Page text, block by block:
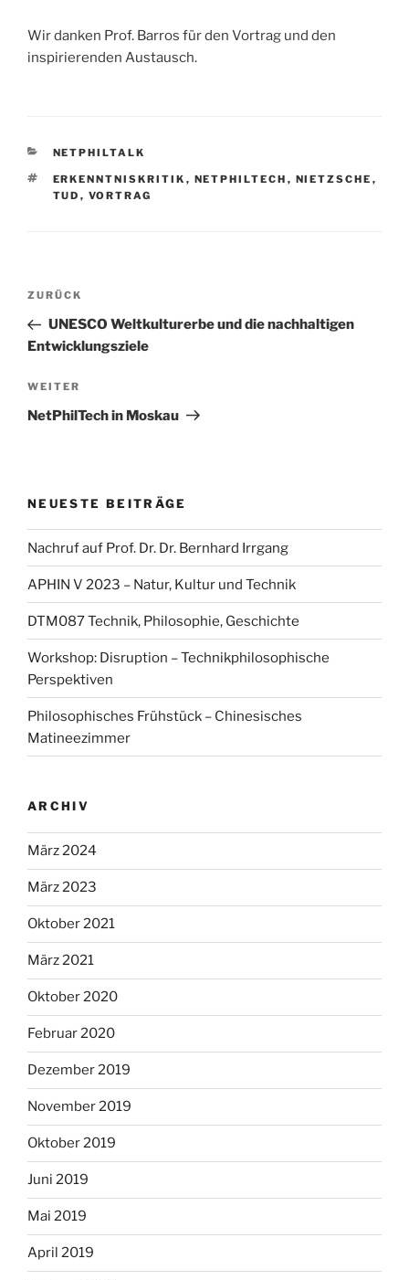
Wir danken Prof. Barros für den Vortrag und den
inspirierenden Austausch.
KATEGORIEN
NETPHILTALK
SCHLAGWÖRTER
ERKENNTNISKRITIK , NETPHILTECH , NIETZSCHE ,
TUD , VORTRAG
Beitragsnavigation
Vorheriger
Beitrag
ZURÜCK
UNESCO Weltkulturerbe und die nachhaltigen
Entwicklungsziele
Nächster
Beitrag
WEITER
NetPhilTech in Moskau
NEUESTE BEITRÄGE
Nachruf auf Prof. Dr. Dr. Bernhard Irrgang
APHIN V 2023 – Natur, Kultur und Technik
DTM087 Technik, Philosophie, Geschichte
Workshop: Disruption – Technikphilosophische
Perspektiven
Philosophisches Frühstück – Chinesisches
Matineezimmer
ARCHIV
März 2024
März 2023
Oktober 2021
März 2021
Oktober 2020
Februar 2020
Dezember 2019
November 2019
Oktober 2019
Juni 2019
Mai 2019
April 2019